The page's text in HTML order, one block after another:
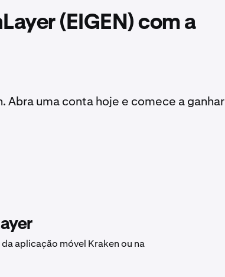
(EIGEN) com a
Abra uma conta hoje e comece a ganhar
aplicação móvel Kraken ou na